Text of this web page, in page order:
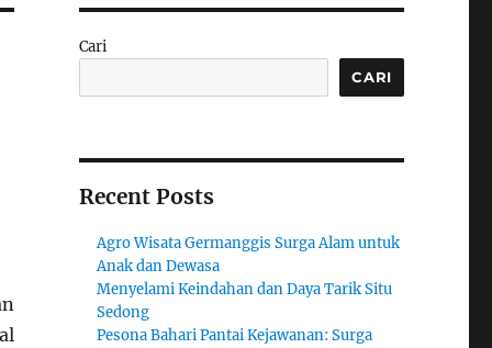
Cari
CARI
Recent Posts
Agro Wisata Germanggis Surga Alam untuk
Anak dan Dewasa
Menyelami Keindahan dan Daya Tarik Situ
Sedong
Pesona Bahari Pantai Kejawanan: Surga